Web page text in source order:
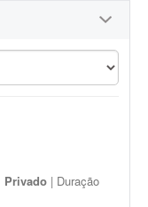
Privado | Duração